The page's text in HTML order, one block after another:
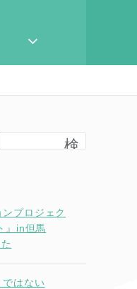
検
プロジェク
』in但馬
ではない